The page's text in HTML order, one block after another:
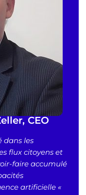
CEO
dans les
flux citoyens et
faire accumulé
artificielle «